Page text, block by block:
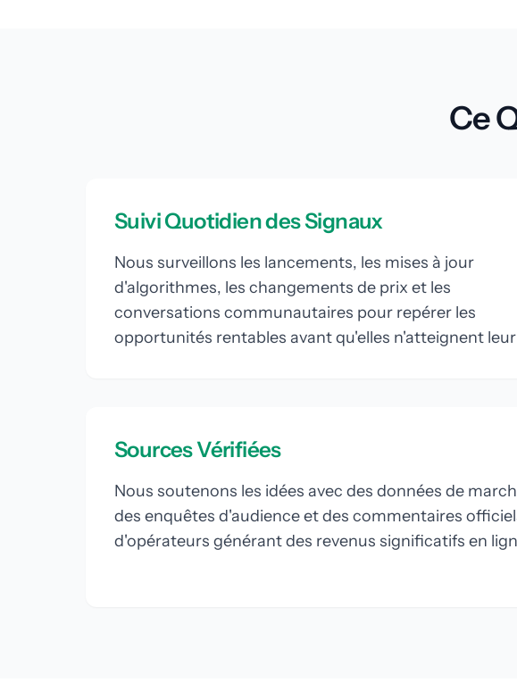
Ce
Suivi Quotidien des Signaux
Nous surveillons les lancements, les mises à jour
d'algorithmes, les changements de prix et les
conversations communautaires pour repérer les
opportunités rentables avant qu'elles n'atteignent
Sources Vérifiées
Nous soutenons les idées avec des données de
des enquêtes d'audience et des commentaires
d'opérateurs générant des revenus significatifs en